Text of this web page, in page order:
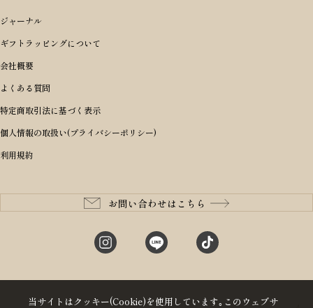
リュックサック・デイパック・バックパック
ショルダーバッグ
ボディバッグ・ウエストバッグ
長財布
二つ折り財布
三つ折り財布
コインケース・小銭入れ
m＋ エムピウ
PORTER 吉田カバン ポーター
BRIEFING ブリーフィング
Dakota ダコタ
CLEDRAN クレドラン
aniary アニアリ
CIE シー
StitchandSew ステッチアンドソー
オリジナルランドセル
女の子ランドセル
男の子ランドセル
ランドセル小物・その他
レッド
ピンク
パープル(ラベンダー)
ブルー・ネイビー
価格から選ぶ
〜49,999円
50,000円〜59,999円
60,000円〜69,999円
70,000円〜79,999円
80,000円〜
アイテムから選ぶ
キャディバッグ
ヘッドカバー
ゴルフ小物
ゴルフウェア/アクセサリー
ブランドから選ぶ
BRIEFING ブリーフィング
master-piece マスターピース
JONES ジョーンズ
木の庄帆布
シーンから探す
誕生日
結婚祝い
出産祝い
入学・進学祝い
成人祝い
就職・栄転祝い
長寿・還暦祝い
性別・年齢から探す
男性向け
女性向け
10代
20代
30代
予算から探す
〜4,999円
5,000円〜9,999円
10,000円〜19,999円
20,000円〜29,999円
ジャーナル
ギフトラッピングについて
会社概要
よくある質問
特定商取引法に基づく表示
個人情報の取扱い(プライバシーポリシー)
利用規約
お問い合わせはこちら
当サイトはクッキー(Cookie)を使用しています｡このウェブサ